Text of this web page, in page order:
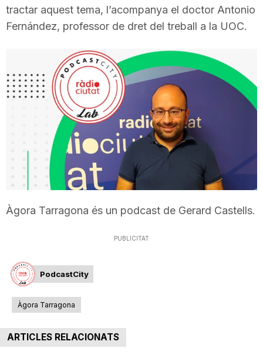
t
r
r
tractar aquest tema, l’acompanya el doctor Antonio
Fernández, professor de dret del treball a la UOC.
Àgora Tarragona és un podcast de Gerard Castells.
PUBLICITAT
PodcastCity
Àgora Tarragona
ARTICLES RELACIONATS